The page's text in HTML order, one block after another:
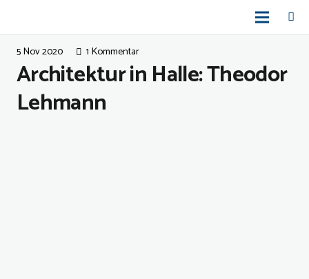
5 Nov 2020 1 Kommentar
Architektur in Halle: Theodor
Lehmann